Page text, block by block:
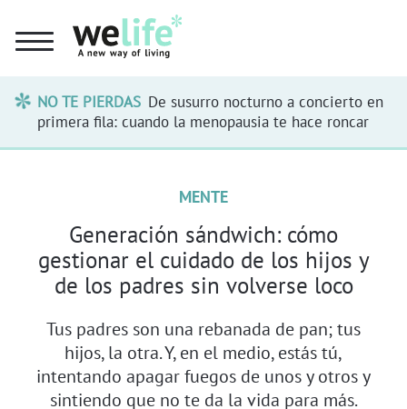
NO TE PIERDAS De susurro nocturno a concierto en
primera fila: cuando la menopausia te hace roncar
MENTE
Generación sándwich: cómo
gestionar el cuidado de los hijos y
de los padres sin volverse loco
Tus padres son una rebanada de pan; tus
hijos, la otra. Y, en el medio, estás tú,
intentando apagar fuegos de unos y otros y
sintiendo que no te da la vida para más.